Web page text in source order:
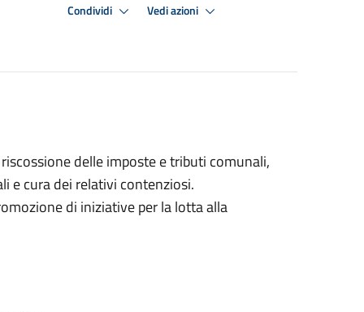
Condividi Vedi azioni
delle imposte e tributi comunali,
e cura dei relativi contenziosi.
di iniziative per la lotta alla